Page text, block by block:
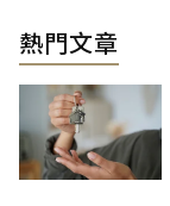
熱門文章